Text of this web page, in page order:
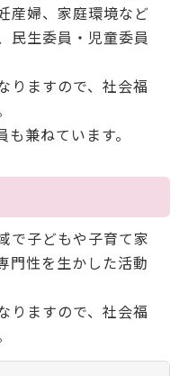
産婦、家庭環境など
民生委員・児童委員
りますので、社会福
兼ねています。
で子どもや子育て家
門性を生かした活動
りますので、社会福